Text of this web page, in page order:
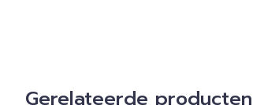
Gerelateerde producten